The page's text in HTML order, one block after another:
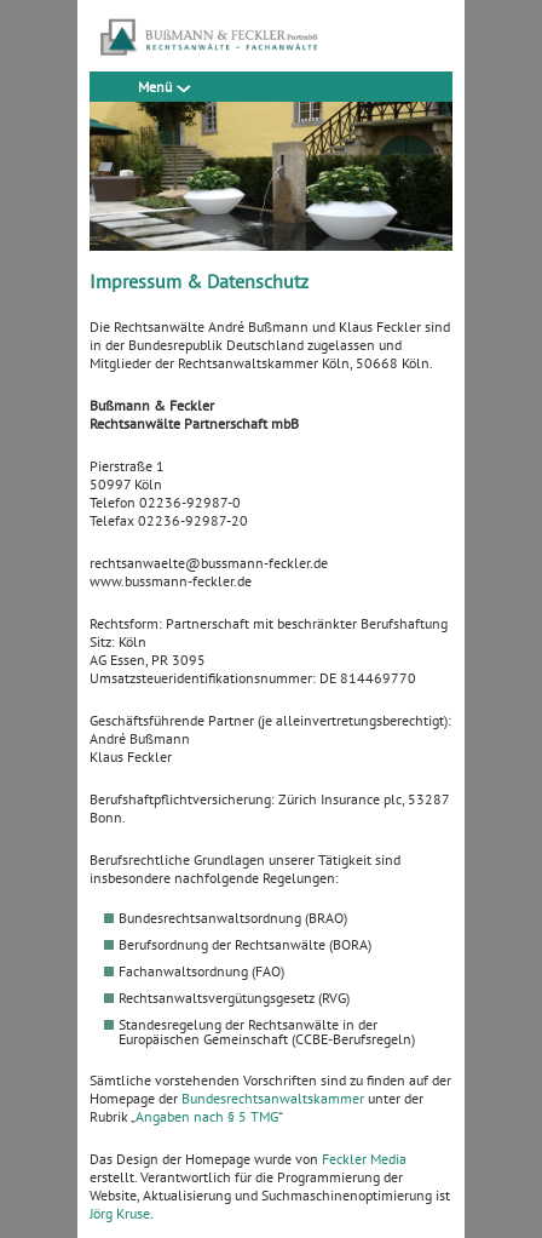
Menü
Impressum & Datenschutz
Die Rechtsanwälte André Bußmann und Klaus Feckler sind
in der Bundesrepublik Deutschland zugelassen und
Mitglieder der Rechtsanwaltskammer Köln, 50668 Köln.
Bußmann & Feckler
Rechtsanwälte Partnerschaft mbB
Pierstraße 1
50997 Köln
Telefon 02236-92987-0
Telefax 02236-92987-20
rechtsanwaelte@bussmann-feckler.de
www.bussmann-feckler.de
Rechtsform: Partnerschaft mit beschränkter Berufshaftung
Sitz: Köln
AG Essen, PR 3095
Umsatzsteueridentifikationsnummer: DE 814469770
Geschäftsführende Partner (je alleinvertretungsberechtigt):
André Bußmann
Klaus Feckler
Berufshaftpflichtversicherung: Zürich Insurance plc, 53287
Bonn.
Berufsrechtliche Grundlagen unserer Tätigkeit sind
insbesondere nachfolgende Regelungen:
Bundesrechtsanwaltsordnung (BRAO)
Berufsordnung der Rechtsanwälte (BORA)
Fachanwaltsordnung (FAO)
Rechtsanwaltsvergütungsgesetz (RVG)
Standesregelung der Rechtsanwälte in der
Europäischen Gemeinschaft (CCBE-Berufsregeln)
Sämtliche vorstehenden Vorschriften sind zu finden auf der
Homepage der Bundesrechtsanwaltskammer unter der
Rubrik „Angaben nach § 5 TMG“
Das Design der Homepage wurde von Feckler Media
erstellt. Verantwortlich für die Programmierung der
Website, Aktualisierung und Suchmaschinenoptimierung ist
Jörg Kruse.